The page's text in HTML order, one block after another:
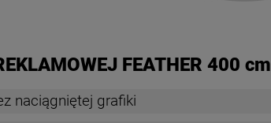
FEATHER 400 cm
naciągniętej grafiki